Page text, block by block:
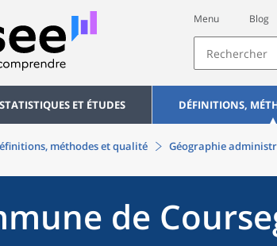
Menu Blog
STATISTIQUES ET ÉTUDES DÉFINITIONS,
méthodes et qualité Géographie
de